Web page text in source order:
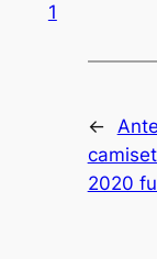
1
←
2020